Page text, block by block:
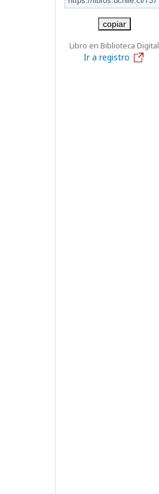
copiar
Libro en Biblioteca Digital
Ir a registro